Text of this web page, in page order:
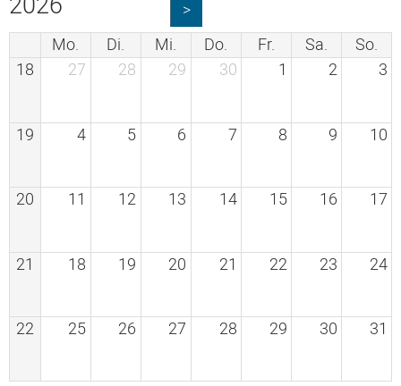
>
Mo. Di. Mi. Do. Fr. Sa.
So.
18
27 28 29 30 1 2 3
19 4 5 6 7 8 9 10
20 11 12 13 14 15 16 17
21 18 19 20 21 22 23 24
22 25 26 27 28 29 30 31